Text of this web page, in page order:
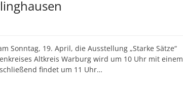
Sonntag, 19. April, die Ausstellung „Starke Sätze“
Altkreis Warburg wird um 10 Uhr mit einem
findet um 11 Uhr…